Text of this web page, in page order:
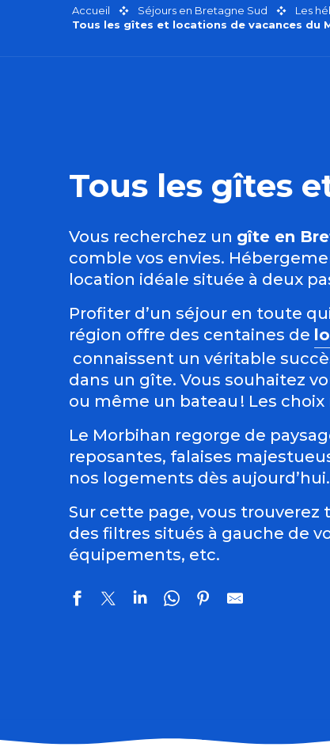
Accueil Séjours en Bretagne Sud Les
Tous les gîtes et locations de vacances du
Tous les gîtes
Vous recherchez un gîte en
comble vos envies.
location idéale située à deux
Profiter d’un séjour en toute
région offre des centaines de
connaissent un véritable
dans un gîte. Vous souhaitez
ou même un bateau ! Les
Le Morbihan regorge de
reposantes, falaises
nos logements dès aujourd’hui.
Sur cette page, vous
des filtres situés à gauche de
équipements, etc.